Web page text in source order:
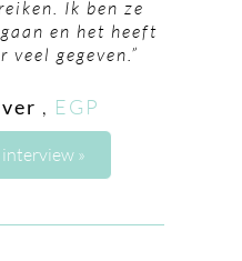
Ik ben ze
en het heeft
gegeven.”
, EGP
»